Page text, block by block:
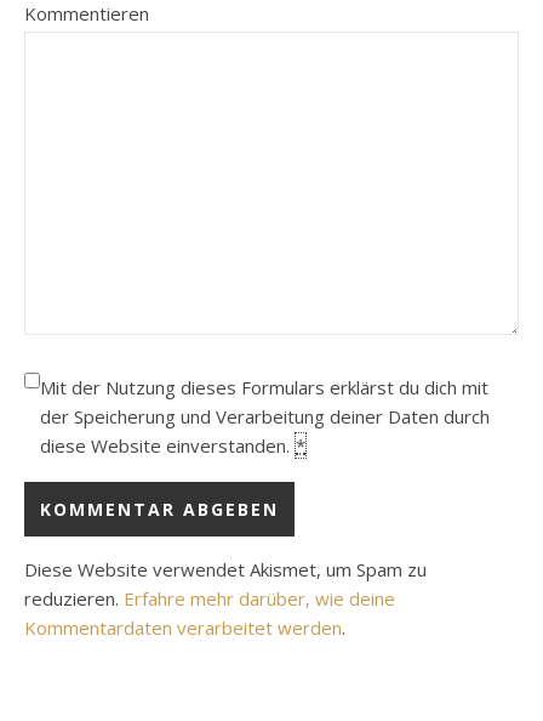
Kommentieren
Mit der Nutzung dieses Formulars erklärst du dich mit
der Speicherung und Verarbeitung deiner Daten durch
diese Website einverstanden. *
Diese Website verwendet Akismet, um Spam zu
reduzieren. Erfahre mehr darüber, wie deine
Kommentardaten verarbeitet werden.